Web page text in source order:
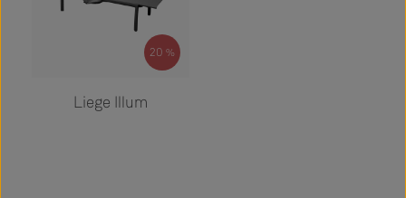
20 %
Regulärer Preis:
2.870,00 €
Liege Illum